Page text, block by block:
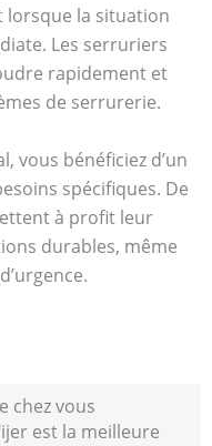
la situation
Les serruriers
rapidement et
de serrurerie.
vous bénéficiez d’un
spécifiques. De
à profit leur
durables, même
chez vous
est la meilleure